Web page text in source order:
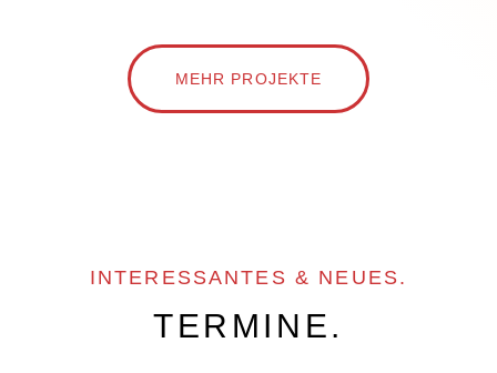
MEHR PROJEKTE
INTERESSANTES & NEUES.
TERMINE.